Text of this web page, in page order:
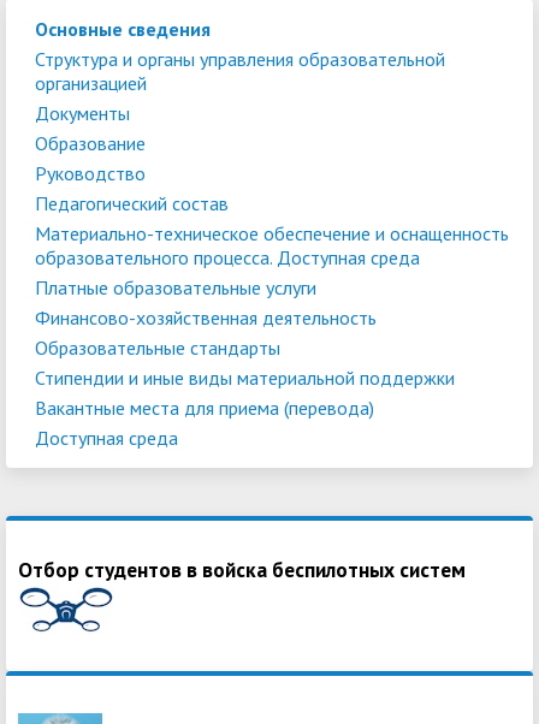
Основные сведения
Структура и органы управления образовательной
организацией
Документы
Образование
Руководство
Педагогический состав
Материально-техническое обеспечение и оснащенность
образовательного процесса. Доступная среда
Платные образовательные услуги
Финансово-хозяйственная деятельность
Образовательные стандарты
Стипендии и иные виды материальной поддержки
Вакантные места для приема (перевода)
Доступная среда
Отбор студентов в войска беспилотных систем